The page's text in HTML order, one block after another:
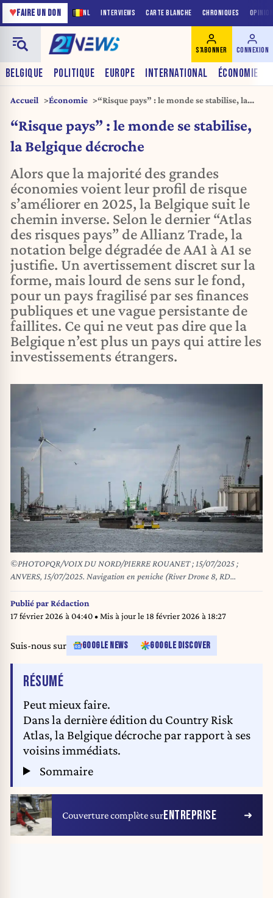
NL INTERVIEWS CARTE BLANCHE CHRONIQUES
♥FAIRE UN DON
BELGIQUE POLITIQUE EUROPE INTERNATIONAL ÉCONOMIE
S'ABONNER CONNEXION
Accueil Économie
“Risque pays” : le monde se stabilise, la
“Risque pays” : le monde se stabilise,
la Belgique décroche
Alors que la majorité des grandes
économies voient leur profil de risque
s’améliorer en 2025, la Belgique suit le
chemin inverse. Selon le dernier “Atlas
des risques pays” de Allianz Trade, la
notation belge dégradée de AA1 à A1 se
justifie. Un avertissement discret sur la
forme, mais lourd de sens sur le fond,
pour un pays fragilisé par ses finances
publiques et une vague persistante de
faillites. Ce qui ne veut pas dire que la
Belgique n’est plus un pays qui attire les
investissements étrangers.
©PHOTOPQR/VOIX DU NORD/PIERRE ROUANET ; 15/07/2025 ;
ANVERS, 15/07/2025. Navigation en peniche (River Drone 8, RD
Shipping) pour transport de marchandises, dans le port d'Anvers
(Belgique) assiste par le systeme de navigation semi autonome de
l'entreprise Seafar. PHOTO PIERRE ROUANET LA VOIX DU NORD
Publié parRédaction
17 février 2026 à 04:40• Mis à jour le 18 février 2026 à 18:27
Suis-nous sur GOOGLE NEWS GOOGLE DISCOVER
RÉSUMÉDE L'ARTICLE
Peut mieux faire.
Dans la dernière édition du Country Risk
Atlas, la Belgique décroche par rapport à ses
voisins immédiats.
Sommaire
Couverture complète surENTREPRISE